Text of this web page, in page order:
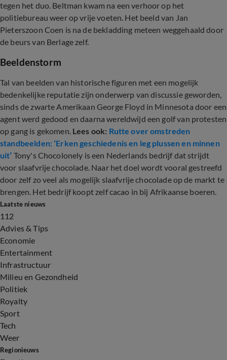
tegen het duo. Beltman kwam na een verhoor op het
politiebureau weer op vrije voeten. Het beeld van Jan
Pieterszoon Coen is na de bekladding meteen weggehaald door
de beurs van Berlage zelf.
Beeldenstorm
Tal van beelden van historische figuren met een mogelijk
bedenkelijke reputatie zijn onderwerp van discussie geworden,
sinds de zwarte Amerikaan George Floyd in Minnesota door een
agent werd gedood en daarna wereldwijd een golf van protesten
op gang is gekomen. Lees ook: Rutte over omstreden
standbeelden: ‘Erken geschiedenis en leg plussen en minnen
uit’ Tony's Chocolonely is een Nederlands bedrijf dat strijdt
voor slaafvrije chocolade. Naar het doel wordt vooral gestreefd
door zelf zo veel als mogelijk slaafvrije chocolade op de markt te
brengen. Het bedrijf koopt zelf cacao in bij Afrikaanse boeren.
Laatste nieuws
112
Advies & Tips
Economie
Entertainment
Infrastructuur
Milieu en Gezondheid
Politiek
Royalty
Sport
Tech
Weer
Regionieuws